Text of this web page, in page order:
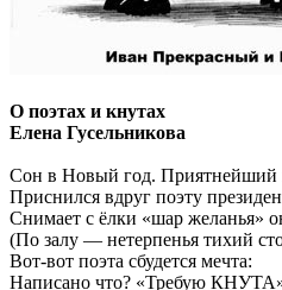
О поэтах и кнутах
Елена Гусельникова
Сон в Новый год.
Приснился вдруг поэту
Снимает с ёлки «шар желанья»
(По залу — нетерпенья тихий
Вот-вот поэта сбудется мечта:
Написано что? «Требую